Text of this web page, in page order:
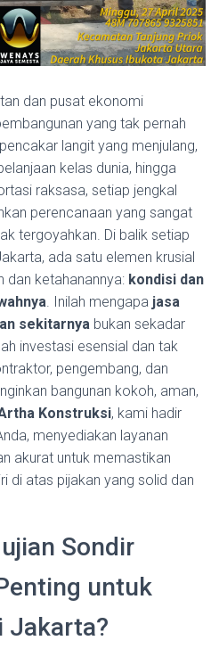
dan pusat ekonomi
yang tak pernah
langit yang menjulang,
kelas dunia, hingga
raksasa, setiap jengkal
perencanaan yang sangat
tergoyahkan. Di balik setiap
ada satu elemen krusial
dan ketahanannya: kondisi dan
. Inilah mengapa jasa
sekitarnya bukan sekadar
investasi esensial dan tak
pengembang, dan
bangunan kokoh, aman,
Konstruksi, kami hadir
menyediakan layanan
akurat untuk memastikan
di atas pijakan yang solid dan
Sondir
untuk
Jakarta?